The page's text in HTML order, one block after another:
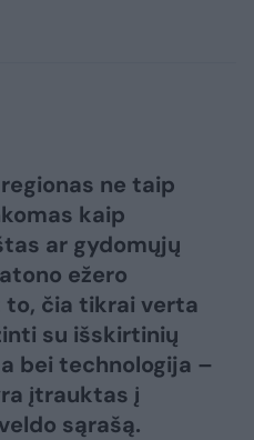
ne taip
kaip
ar gydomųjų
ežero
to, čia tikrai verta
su išskirtinių
bei technologija –
įtrauktas į
sąrašą.